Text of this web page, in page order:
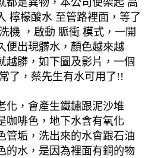
都是異物，本公司便架起 高
檸檬酸水 至管路裡面，等了
機 ，啟動 脈衝 模式，一開
便出現髒水，顏色越來越
越髒，如下圖及影片，一個
了，蔡先生有水可用了!!
化，會產生鐵鏽跟泥沙堆
咖啡色，地下水含有氧化
管垢，洗出來的水會跟石油
的水，是因為裡面有銅的物